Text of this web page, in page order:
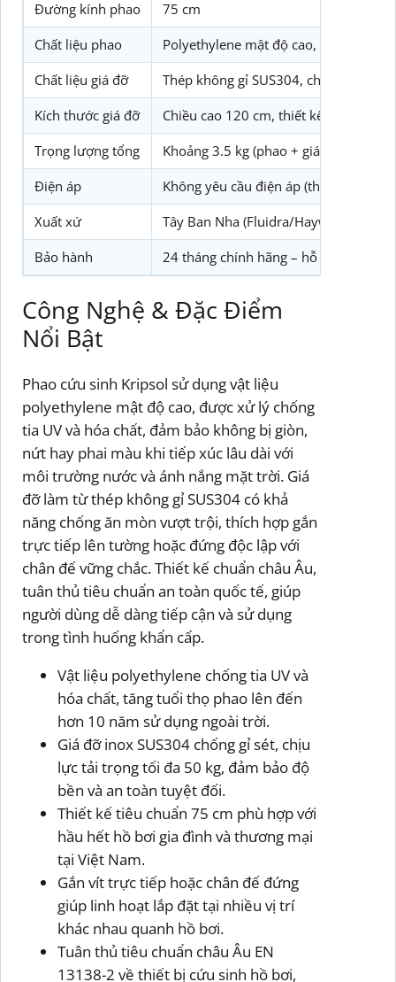
Đường kính phao 75 cm
Chất liệu phao Polyethylene mật độ cao, chống tia
Chất liệu giá đỡ Thép không gỉ SUS304, chống gỉ sét,
Kích thước giá đỡ Chiều cao 120 cm, thiết kế bắt vít
Trọng lượng tổng Khoảng 3.5 kg (phao + giá đỡ)
Điện áp Không yêu cầu điện áp (thiết bị cứu
Xuất xứ Tây Ban Nha (Fluidra/Hayward)
Bảo hành 24 tháng chính hãng – hỗ trợ kỹ
Công Nghệ & Đặc Điểm
Nổi Bật
Phao cứu sinh Kripsol sử dụng vật liệu
polyethylene mật độ cao, được xử lý chống
tia UV và hóa chất, đảm bảo không bị giòn,
nứt hay phai màu khi tiếp xúc lâu dài với
môi trường nước và ánh nắng mặt trời. Giá
đỡ làm từ thép không gỉ SUS304 có khả
năng chống ăn mòn vượt trội, thích hợp gắn
trực tiếp lên tường hoặc đứng độc lập với
chân đế vững chắc. Thiết kế chuẩn châu Âu,
tuân thủ tiêu chuẩn an toàn quốc tế, giúp
người dùng dễ dàng tiếp cận và sử dụng
trong tình huống khẩn cấp.
Vật liệu polyethylene chống tia UV và
hóa chất, tăng tuổi thọ phao lên đến
hơn 10 năm sử dụng ngoài trời.
Giá đỡ inox SUS304 chống gỉ sét, chịu
lực tải trọng tối đa 50 kg, đảm bảo độ
bền và an toàn tuyệt đối.
Thiết kế tiêu chuẩn 75 cm phù hợp với
hầu hết hồ bơi gia đình và thương mại
tại Việt Nam.
Gắn vít trực tiếp hoặc chân đế đứng
giúp linh hoạt lắp đặt tại nhiều vị trí
khác nhau quanh hồ bơi.
Tuân thủ tiêu chuẩn châu Âu EN
13138-2 về thiết bị cứu sinh hồ bơi,